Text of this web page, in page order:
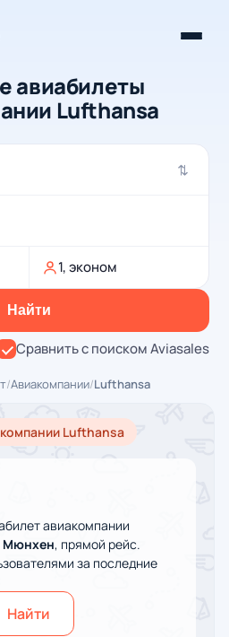
авиабилеты
Lufthansa
⇄
1, эконом
Найти
Сравнить с поиском Aviasales
/Авиакомпании/Lufthansa
Lufthansa
авиакомпании
Мюнхен, прямой рейс.
за последние
Найти